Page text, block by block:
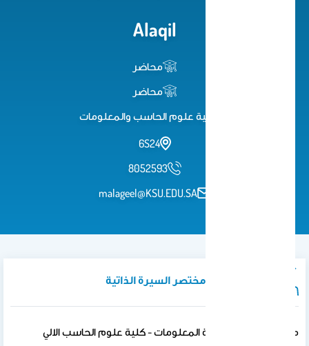
Alaqil
محاضر
محاضر
كلية علوم الحاسب والمعلومات
6S24
8052593
malageel@KSU.EDU.SA
نبذة تعريفية / مختصر السيرة الذاتية
محاضر في قسم تقنية المعلومات - كلية علوم الحاسب الالي